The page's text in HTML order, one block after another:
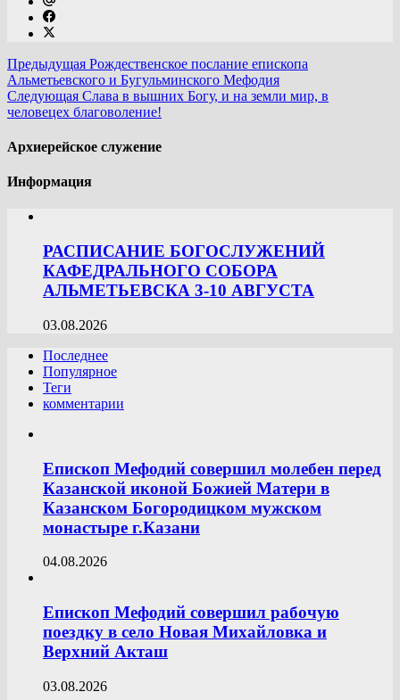
Предыдущая Рождественское послание епископа
Альметьевского и Бугульминского Мефодия
Следующая Слава в вышних Богу, и на земли мир, в
человецех благоволение!
Архиерейское служение
Информация
РАСПИСАНИЕ БОГОСЛУЖЕНИЙ
КАФЕДРАЛЬНОГО СОБОРА
АЛЬМЕТЬЕВСКА 3-10 АВГУСТА
03.08.2026
Последнее
Популярное
Теги
комментарии
Епископ Мефодий совершил молебен перед
Казанской иконой Божией Матери в
Казанском Богородицком мужском
монастыре г.Казани
04.08.2026
Епископ Мефодий совершил рабочую
поездку в село Новая Михайловка и
Верхний Акташ
03.08.2026